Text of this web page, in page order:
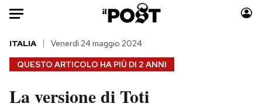
Auto
HOME
Italia
Moda
QUESTO ARTICOLO HA PIÙ DI 2 ANNI
ITALIA Venerdì 24 maggio 2024
La versione di Toti